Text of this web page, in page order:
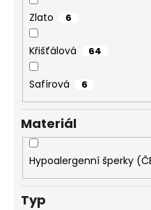
Zlato 6
Křišťálová 64
Safírová 6
Materiál
Hypoalergenní šperky
Typ